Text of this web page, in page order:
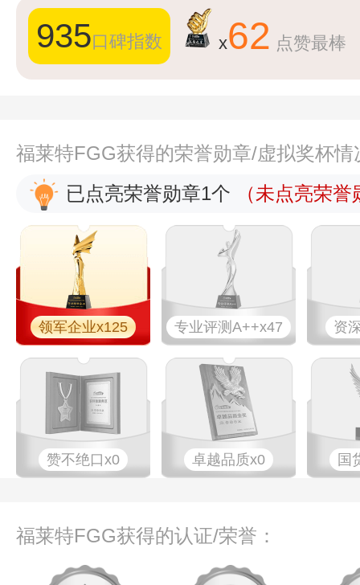
935口碑指数 x62 点赞最棒
福莱特FGG获得的荣誉勋章/虚拟奖杯情
已点亮荣誉勋章1个
（未点亮荣
领军企业x125 专业​评测A++x47 资
赞不绝口x0 卓越品质x0 国
福莱特FGG获得的认证/荣誉：